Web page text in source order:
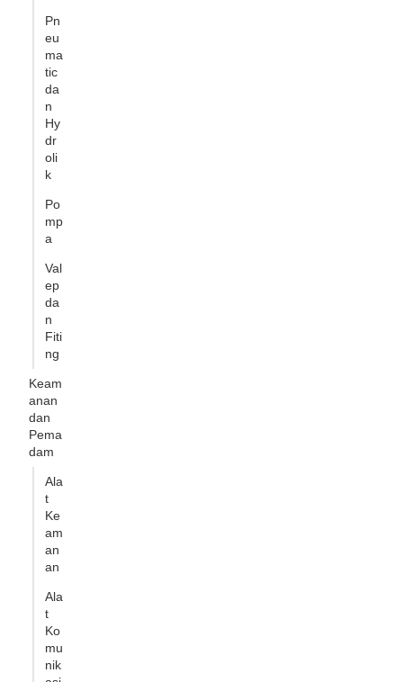
Pn
eu
ma
tic
da
n
Hy
dr
oli
k
Po
mp
a
Val
ep
da
n
Fiti
ng
Keam
anan
dan
Pema
dam
Ala
t
Ke
am
an
an
Ala
t
Ko
mu
nik